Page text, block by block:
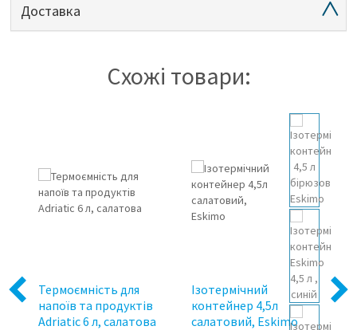
Доставка
Схожі товари:
PreviousТермоємність для
напоїв та продуктів
Adriatic 6 л, салатова
Ізотермічний
контейнер 4,5л
салатовий, Eskimo
Next